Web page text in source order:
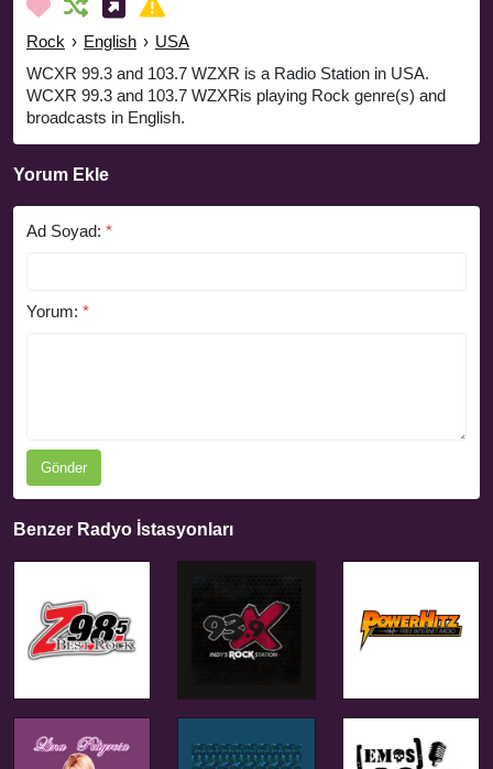
Rock › English › USA
WCXR 99.3 and 103.7 WZXR is a Radio Station in USA.
WCXR 99.3 and 103.7 WZXRis playing Rock genre(s) and
broadcasts in English.
Yorum Ekle
Ad Soyad: *
Yorum: *
Gönder
Benzer Radyo İstasyonları